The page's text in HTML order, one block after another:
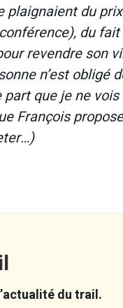
plaignaient du
du fait
revendre son
n’est obligé
part que je ne vois
François
du trail.